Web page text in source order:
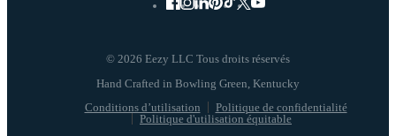
© 2026 Eezy LLC Tous droits réservés
Conditions d’utilisation
Politique de confidentialité
Politique d'utilisation équitable